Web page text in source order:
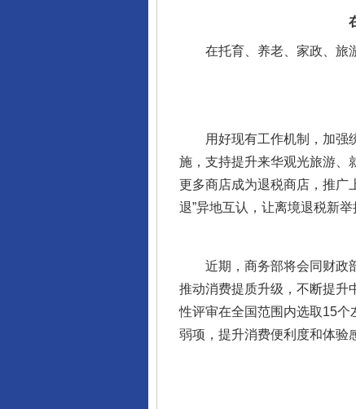
在
在托育、养老、家政、旅游
用好现有工作机制，加强统
施，支持提升来华观光旅游、
更多商店成为退税商店，推广
退”异地互认，让离境退税新举
近期，商务部将会同财政部
推动消费提质升级，不断提升
性评审在全国范围内选取15
弱项，提升消费便利度和体验
东山县通报“牛蛙产品抗生素超